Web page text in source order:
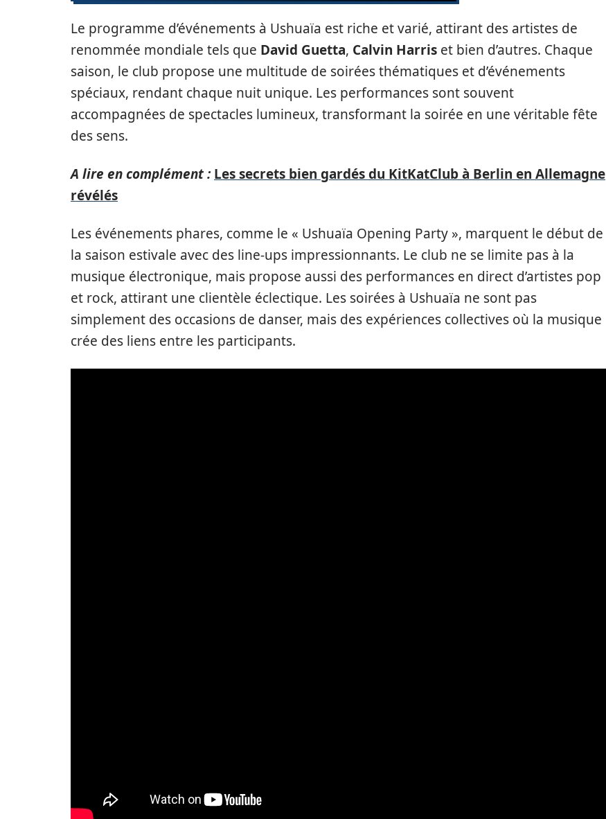
Le programme d’événements à Ushuaïa est riche et varié, attirant des artistes de
renommée mondiale tels que David Guetta, Calvin Harris et bien d’autres. Chaque
saison, le club propose une multitude de soirées thématiques et d’événements
spéciaux, rendant chaque nuit unique. Les performances sont souvent
accompagnées de spectacles lumineux, transformant la soirée en une véritable fête
des sens.
A lire en complément : Les secrets bien gardés du KitKatClub à Berlin en Allemagne
révélés
Les événements phares, comme le « Ushuaïa Opening Party », marquent le début de
la saison estivale avec des line-ups impressionnants. Le club ne se limite pas à la
musique électronique, mais propose aussi des performances en direct d’artistes pop
et rock, attirant une clientèle éclectique. Les soirées à Ushuaïa ne sont pas
simplement des occasions de danser, mais des expériences collectives où la musique
crée des liens entre les participants.